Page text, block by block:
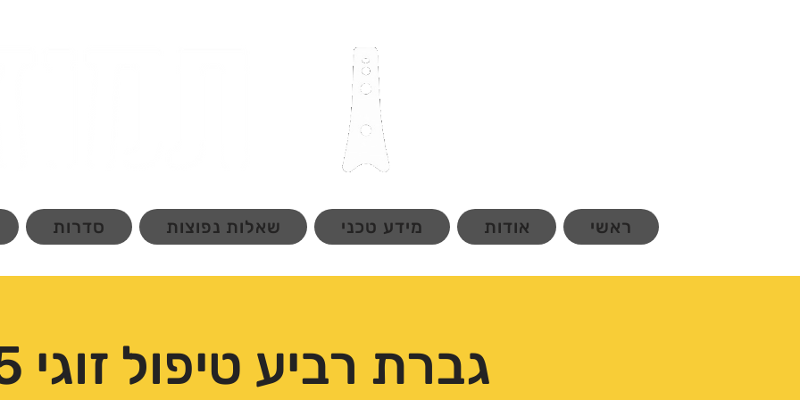
סדרות שאלות נפוצות מידע טכני אודות ראשי
גברת רביע טיפול זוגי 5:55